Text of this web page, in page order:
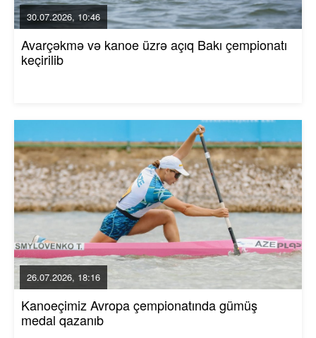
30.07.2026, 10:46
Avarçəkmə və kanoe üzrə açıq Bakı çempionatı
keçirilib
26.07.2026, 18:16
Kanoeçimiz Avropa çempionatında gümüş
medal qazanıb